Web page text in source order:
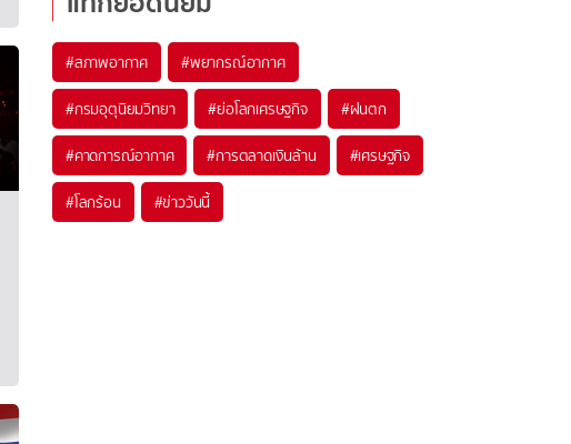
#สภาพอากาศ #พยากรณ์อากาศ
#กรมอุตุนิยมวิทยา #ย่อโลกเศรษฐกิจ #ฝนตก
#คาดการณ์อากาศ #การตลาดเงินล้าน #เศรษฐกิจ
#โลกร้อน #ข่าววันนี้